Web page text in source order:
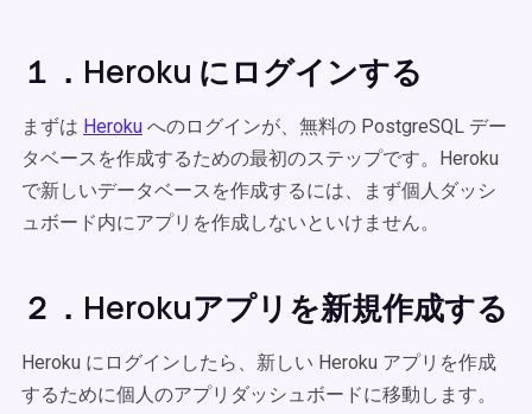
１．Heroku にログインする
まずは Heroku へのログインが、無料の PostgreSQL デー
タベースを作成するための最初のステップです。Heroku
で新しいデータベースを作成するには、まず個人ダッシ
ュボード内にアプリを作成しないといけません。
２．Herokuアプリを新規作成する
Heroku にログインしたら、新しい Heroku アプリを作成
するために個人のアプリダッシュボードに移動します。